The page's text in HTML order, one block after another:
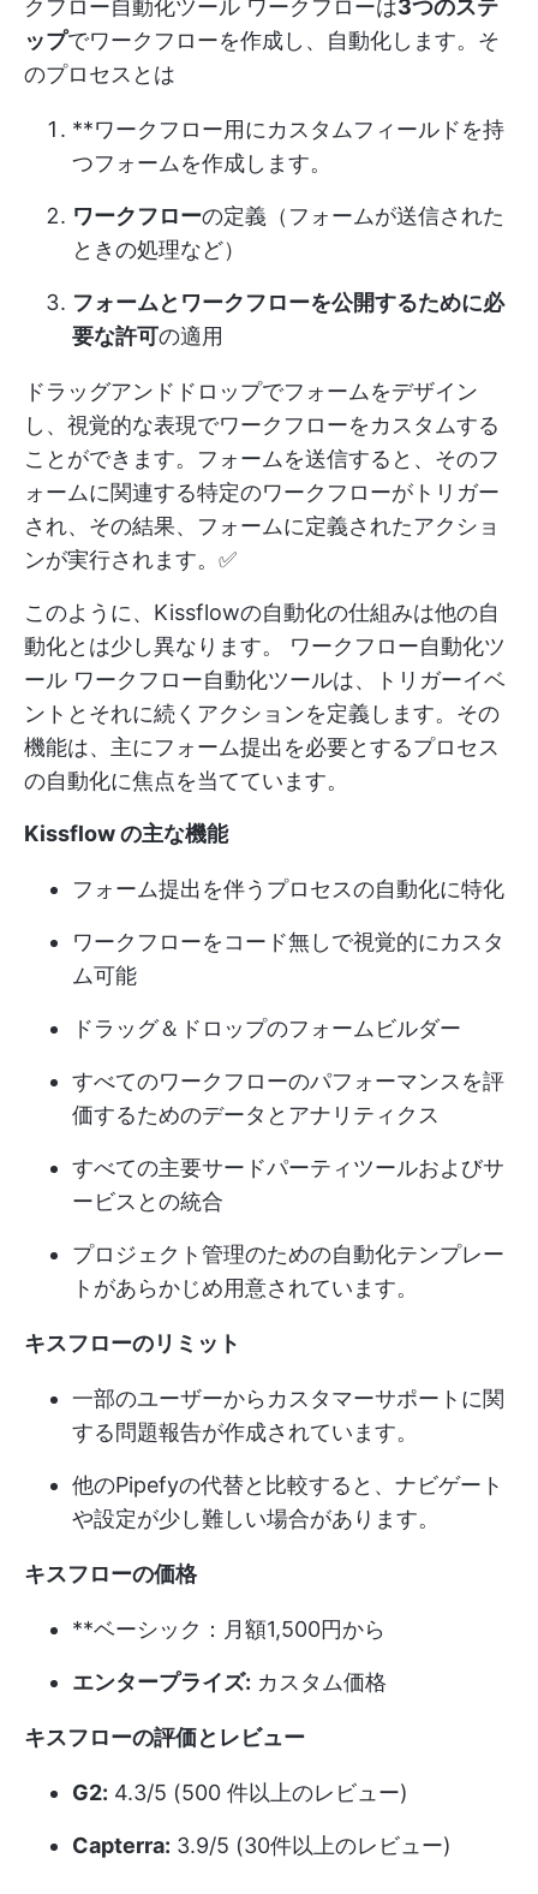
クフロー自動化ツール ワークフローは3つのステ
ップでワークフローを作成し、自動化します。そ
のプロセスとは
**ワークフロー用にカスタムフィールドを持
つフォームを作成します。
ワークフローの定義（フォームが送信された
ときの処理など）
フォームとワークフローを公開するために必
要な許可の適用
ドラッグアンドドロップでフォームをデザイン
し、視覚的な表現でワークフローをカスタムする
ことができます。フォームを送信すると、そのフ
ォームに関連する特定のワークフローがトリガー
され、その結果、フォームに定義されたアクショ
ンが実行されます。✅
このように、Kissflowの自動化の仕組みは他の自
動化とは少し異なります。 ワークフロー自動化ツ
ール ワークフロー自動化ツールは、トリガーイベ
ントとそれに続くアクションを定義します。その
機能は、主にフォーム提出を必要とするプロセス
の自動化に焦点を当てています。
Kissflow の主な機能
フォーム提出を伴うプロセスの自動化に特化
ワークフローをコード無しで視覚的にカスタ
ム可能
ドラッグ＆ドロップのフォームビルダー
すべてのワークフローのパフォーマンスを評
価するためのデータとアナリティクス
すべての主要サードパーティツールおよびサ
ービスとの統合
プロジェクト管理のための自動化テンプレー
トがあらかじめ用意されています。
キスフローのリミット
一部のユーザーからカスタマーサポートに関
する問題報告が作成されています。
他のPipefyの代替と比較すると、ナビゲート
や設定が少し難しい場合があります。
キスフローの価格
**ベーシック：月額1,500円から
エンタープライズ: カスタム価格
キスフローの評価とレビュー
G2: 4.3/5 (500 件以上のレビュー)
Capterra: 3.9/5 (30件以上のレビュー)